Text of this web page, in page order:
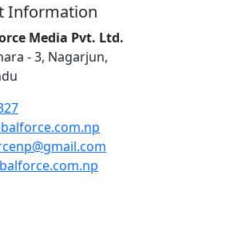
Information
Media Pvt. Ltd.
- 3, Nagarjun,